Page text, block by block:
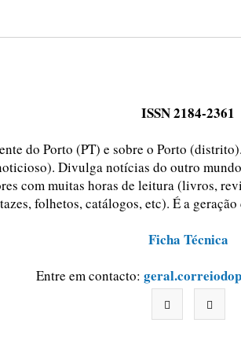
ISSN 2184-2361
do Porto (PT) e sobre o Porto
Divulga notícias do outro
com muitas horas de leitura (livros,
folhetos, catálogos, etc). É a
Ficha Técnica
Entre em contacto: